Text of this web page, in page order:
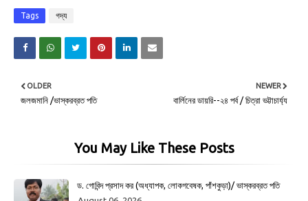
Tags গদ্য
NEWER
বার্লিনের ডায়রি--২৪ পর্ব / চিত্রা ভট্টাচার্য্য
OLDER
জলজমানি /ভাস্করব্রত পতি
You May Like These Posts
ড. গোবিন্দ প্রসাদ কর (অধ্যাপক, লোকগবেষক, পাঁশকুড়া)/ ভাস্করব্রত পতি